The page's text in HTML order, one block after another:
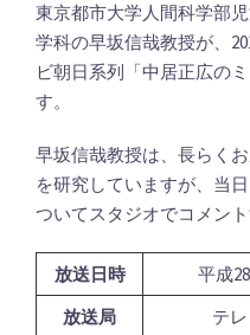
東京都市大学人間科学部
学科の早坂信哉教授が、
ビ朝日系列「中居正広の
す。
早坂信哉教授は、長らく
を研究していますが、当
ついてスタジオでコメント
放送日時
平成
放送局
テ